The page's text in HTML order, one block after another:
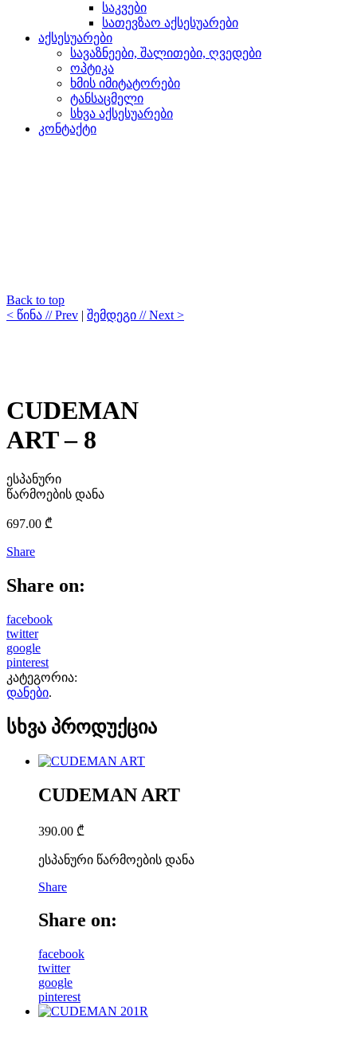
საკვები
სათევზაო აქსესუარები
აქსესუარები
სავაზნეები, შალითები, ღვედები
ოპტიკა
ხმის იმიტატორები
ტანსაცმელი
სხვა აქსესუარები
კონტაქტი
Back to top
< წინა // Prev | შემდეგი // Next >
CUDEMAN
ART – 8
ესპანური
წარმოების დანა
697.00 ₾
Share
Share on:
facebook
twitter
google
pinterest
კატეგორია:
დანები.
სხვა პროდუქცია
CUDEMAN ART
390.00 ₾
ესპანური წარმოების დანა
Share
Share on:
facebook
twitter
google
pinterest